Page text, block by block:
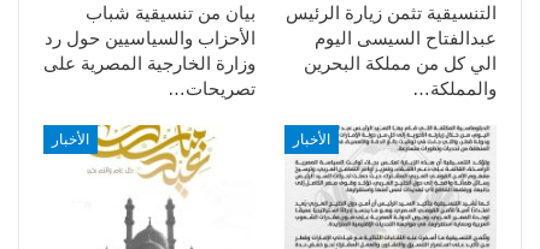
بيان من تنسيقية شباب
الأحزاب والسياسيين حول رد
وزارة الخارجية المصرية على
تصريحات…
التنسيقية تثمن زيارة الرئيس
عبدالفتاح السيسى اليوم
الي كل من مملكة البحرين
والمملكة…
الأخبار الأخبار